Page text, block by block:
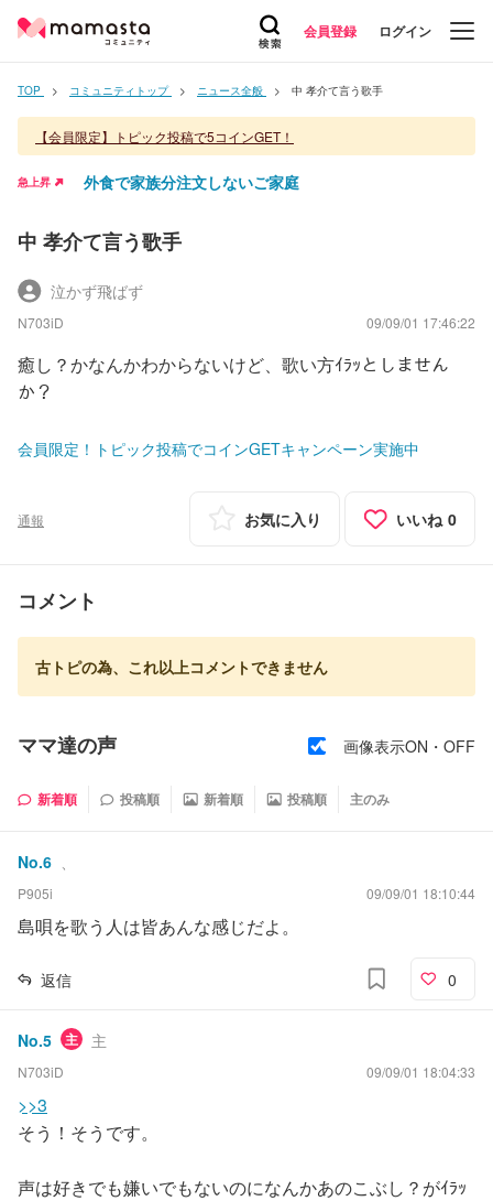
会員登録 ログイン
TOP コミュニティトップ ニュース全般 中 孝介て言う歌手
【会員限定】トピック投稿で5コインGET！
急上昇 外食で家族分注文しないご家庭
中 孝介て言う歌手
泣かず飛ばず
N703iD 09/09/01 17:46:22
癒し？かなんかわからないけど、歌い方ｲﾗｯとしません
か？
会員限定！トピック投稿でコインGETキャンペーン実施中
通報 お気に入り いいね 0
コメント
古トピの為、これ以上コメントできません
ママ達の声 画像表示ON・OFF
新着順 投稿順 新着順 投稿順 主のみ
No.6 、
P905i 09/09/01 18:10:44
島唄を歌う人は皆あんな感じだよ。
返信 0
No.5 主 主
N703iD 09/09/01 18:04:33
>>3
そう！そうです。
声は好きでも嫌いでもないのになんかあのこぶし？がｲﾗｯ